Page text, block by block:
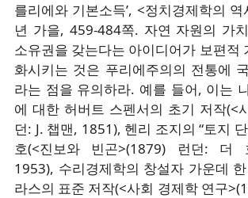
를리에와 기본소득’, <정치경제학의
년 가을, 459-484쪽. 자연 자원의 가
소유권을 갖는다는 아이디어가 보편적
화시키는 것은 푸리에주의의 전통에
라는 점을 유의하라. 예를 들어, 이는
에 대한 허버트 스펜서의 초기 저작(<
던: J. 챕맨, 1851), 헨리 조지의 “토지
호(<진보와 빈곤>(1879) 런던: 더
1953), 수리경제학의 창설자 가운데
라스의 표준 저작(<사회 경제학 연구